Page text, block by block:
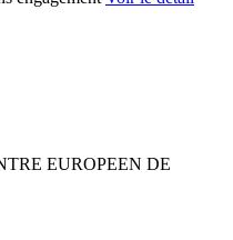
EUROPEEN DE